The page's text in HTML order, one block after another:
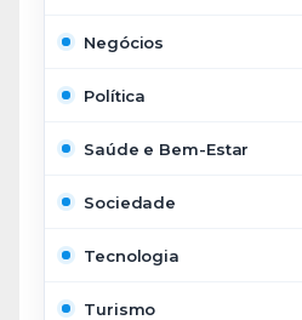
Negócios
Política
Saúde e Bem-Estar
Sociedade
Tecnologia
Turismo